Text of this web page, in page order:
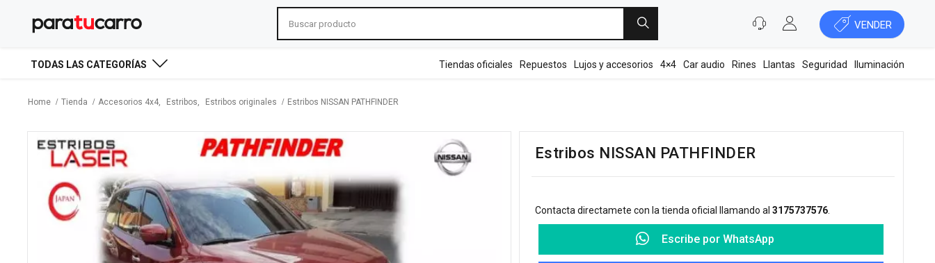
VENDER
TODAS LAS CATEGORÍAS Tiendas oficiales Repuestos Lujos y accesorios 4×4 Car audio Rines Llantas Seguridad Iluminación
Home Tienda Accesorios 4x4, Estribos, Estribos originales Estribos NISSAN PATHFINDER
Estribos NISSAN PATHFINDER
Contacta directamete con la tienda oficial llamando al 3175737576.
Escribe por WhatsApp